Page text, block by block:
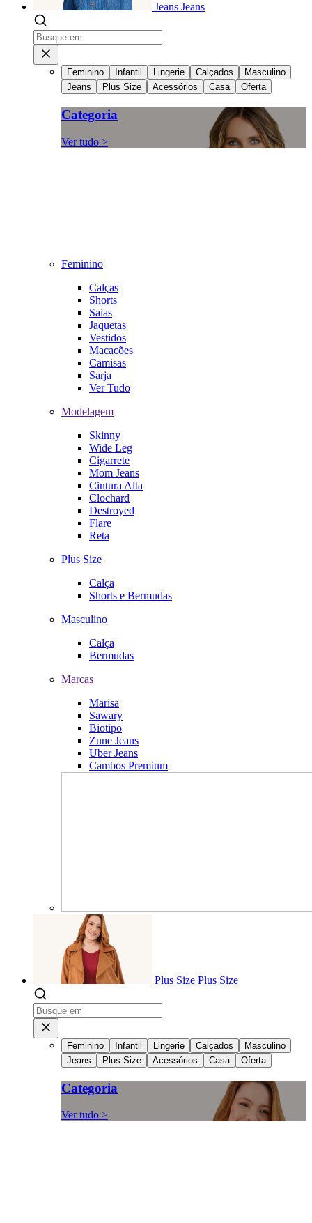
Jeans Jeans
Feminino Infantil Lingerie Calçados
Masculino
Jeans
Plus Size Acessórios Casa Oferta
Categoria
Ver tudo >
Feminino
Calças
Shorts
Saias
Jaquetas
Vestidos
Macacões
Camisas
Sarja
Ver Tudo
Modelagem
Skinny
Wide Leg
Cigarrete
Mom Jeans
Cintura Alta
Clochard
Destroyed
Flare
Reta
Plus Size
Calça
Shorts e Bermudas
Masculino
Calça
Bermudas
Marcas
Marisa
Sawary
Biotipo
Zune Jeans
Uber Jeans
Cambos Premium
Plus Size Plus Size
Feminino Infantil Lingerie Calçados
Masculino
Jeans
Plus Size Acessórios Casa Oferta
Categoria
Ver tudo >